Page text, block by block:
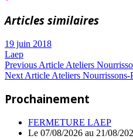
Articles similaires
19 juin 2018
Laep
Navigation
l’article
Previous ArticlePrevious
Post:
Ateliers
Next ArticleNext
Ateliers Nourrissons-
Prochainement
FERMETURE LAEP
Le 07/08/2026 au 21/08/